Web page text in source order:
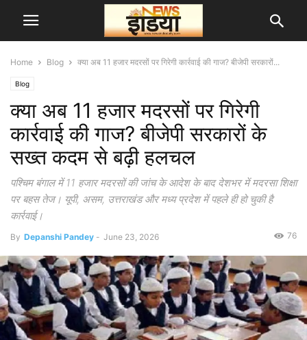
Home Blog क्या अब 11 हजार मदरसों पर गिरेगी कार्रवाई की गाज? बीजेपी सरकारों...
Blog
क्या अब 11 हजार मदरसों पर गिरेगी
कार्रवाई की गाज? बीजेपी सरकारों के
सख्त कदम से बढ़ी हलचल
पश्चिम बंगाल में 11 हजार मदरसों की जांच के आदेश के बाद देशभर में मदरसा शिक्षा
पर बहस तेज। यूपी, असम, उत्तराखंड और मध्य प्रदेश में पहले ही हो चुकी है
कार्रवाई।
By Depanshi Pandey - June 23, 2026 76